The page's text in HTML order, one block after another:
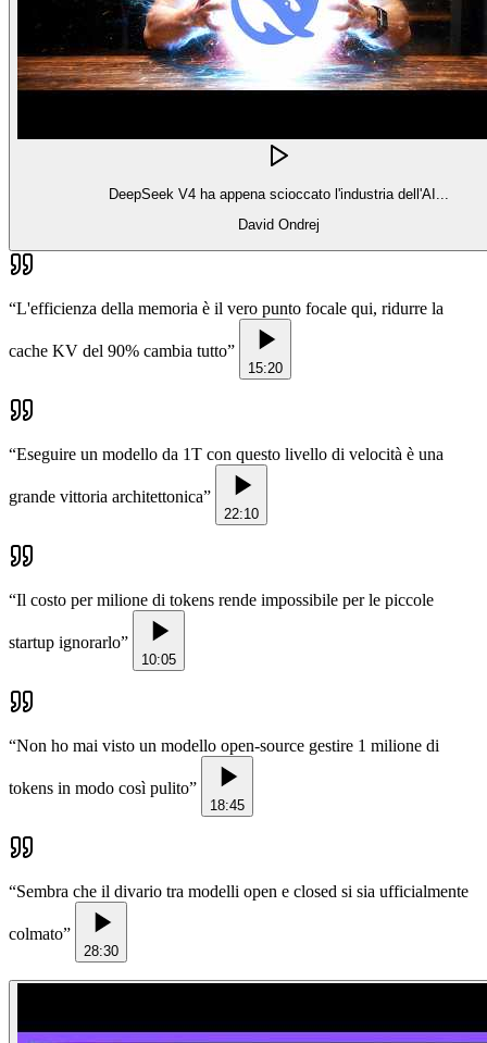
DeepSeek V4 ha appena scioccato l'industria dell'AI...
David Ondrej
“L'efficienza della memoria è il vero punto focale qui, ridurre la
cache KV del 90% cambia tutto”
15:20
“Eseguire un modello da 1T con questo livello di velocità è una
grande vittoria architettonica”
22:10
“Il costo per milione di tokens rende impossibile per le piccole
startup ignorarlo”
10:05
“Non ho mai visto un modello open-source gestire 1 milione di
tokens in modo così pulito”
18:45
“Sembra che il divario tra modelli open e closed si sia ufficialmente
colmato”
28:30